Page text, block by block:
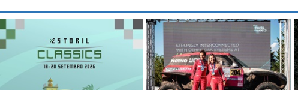
em Le Mans
para os motoristas, menos
acidentes nas manobras e
máxima proteção contra furtos